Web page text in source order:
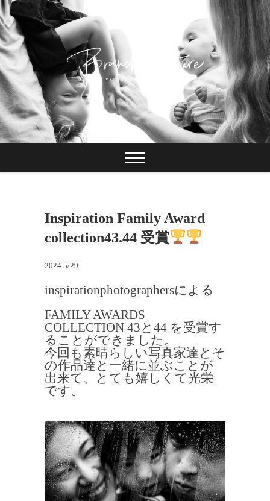
Skip
to
content
ブランチピクチャ
ー 嶋田陽介
長崎 カメラマン
Inspiration Family Award
collection43.44 受賞
2024.5/29
inspirationphotographersによる
FAMILY AWARDS
COLLECTION 43と44 を受賞す
ることができました。
今回も素晴らしい写真家達とそ
の作品達と一緒に並ぶことが
出来て、とても嬉しくて光栄
です。